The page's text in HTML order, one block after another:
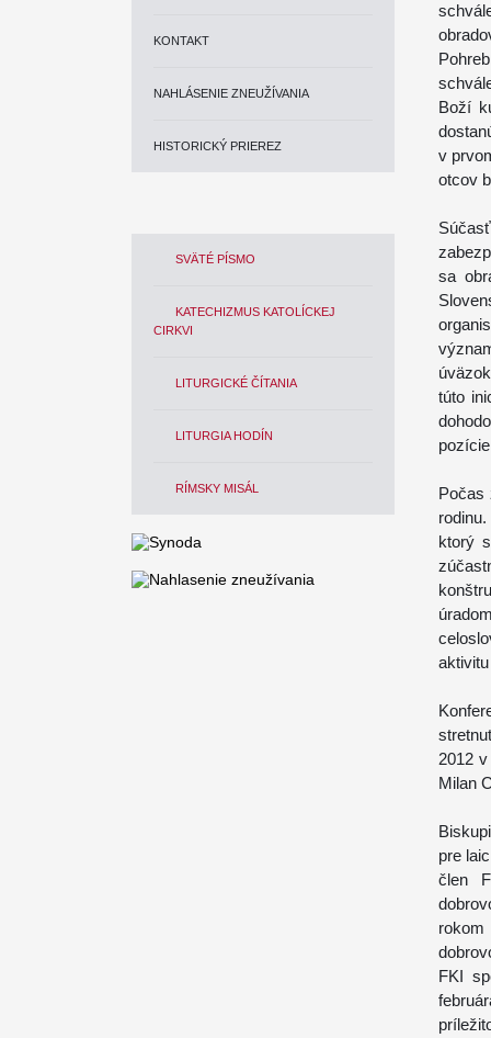
KONTAKT
NAHLÁSENIE ZNEUŽÍVANIA
HISTORICKÝ PRIEREZ
SVÄTÉ PÍSMO
KATECHIZMUS KATOLÍCKEJ
CIRKVI
LITURGICKÉ ČÍTANIA
LITURGIA HODÍN
RÍMSKY MISÁL
Boží
v
otcov
sa
túto
Počas
ktorý
2012
Milan
pre
člen
FKI